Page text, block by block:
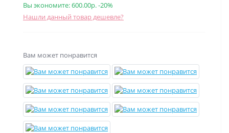
Вы экономите:600.00р.-20%
Нашли данный товар дешевле?
Вам может понравится